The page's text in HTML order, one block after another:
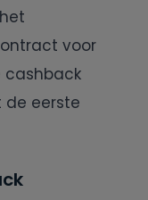
voor
cashback
de eerste